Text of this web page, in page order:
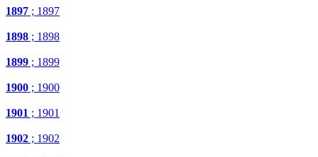
1897 ; 1897
1898 ; 1898
1899 ; 1899
1900 ; 1900
1901 ; 1901
1902 ; 1902